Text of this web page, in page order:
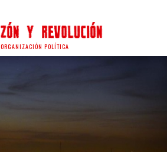
ORGANIZACIÓN POLÍTICA